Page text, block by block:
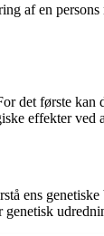
af en
det første
effekter ved
ens